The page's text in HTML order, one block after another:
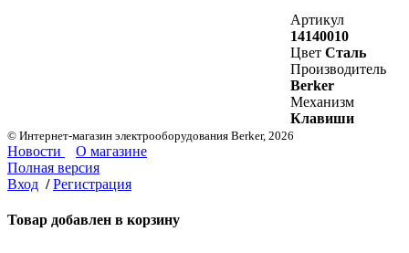
Артикул
14140010
Цвет Сталь
Производитель
Berker
Механизм
Клавиши
© Интернет-магазин электрооборудования Berker, 2026
Новости
О магазине
Полная версия
Вход / Регистрация
Товар добавлен в корзину